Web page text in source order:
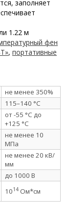
заполняет
1.22 м
фен
, портативные
не менее 350%
115–140 °C
от -55 °C до
+125 °C
не менее 10
МПа
не менее 20 кВ/
мм
до 1000 В
1014 Ом*см